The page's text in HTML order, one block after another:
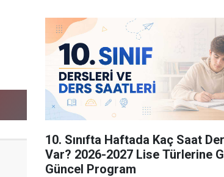
10. Sınıfta Haftada Kaç Saat
Var? 2026-2027 Lise Türlerine
Güncel Program